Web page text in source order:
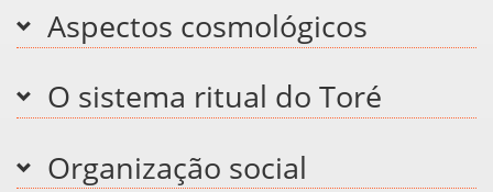
Aspectos cosmológicos
O sistema ritual do Toré
Organização social